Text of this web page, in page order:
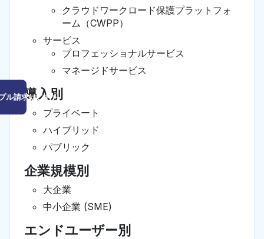
ル請求はこちら
クラウドワークロード保護プラットフォ
ーム（CWPP）
サービス
プロフェッショナルサービス
マネージドサービス
導入別
プライベート
ハイブリッド
パブリック
企業規模別
大企業
中小企業 (SME)
エンドユーザー別